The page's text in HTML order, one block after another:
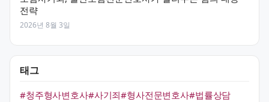
전략
2026년 8월 3일
태그
#청주형사변호사#사기죄#형사전문변호사#법률상담